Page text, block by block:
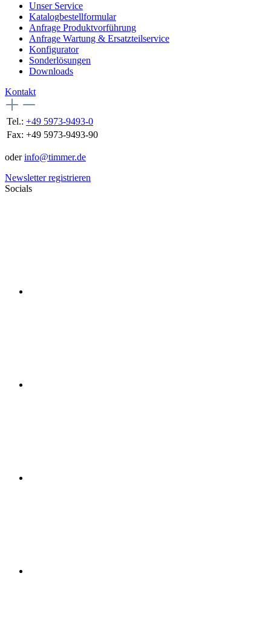
Unser Service
Katalogbestellformular
Anfrage Produktvorführung
Anfrage Wartung & Ersatzteilservice
Konfigurator
Sonderlösungen
Downloads
Kontakt
Tel.: +49 5973-9493-0
Fax: +49 5973-9493-90
oderinfo@timmer.de
Newsletter registrieren
Socials